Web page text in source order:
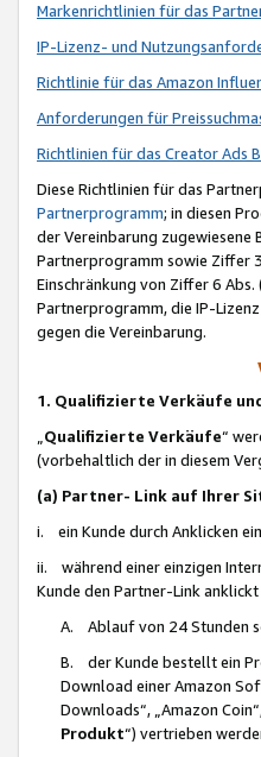
Markenrichtlinien für das
IP-Lizenz- und
Richtlinie für das Amazon
Anforderungen für
Richtlinien für das Creator Ads
Diese Richtlinien für das
Partnerprogramm; in diesen
der Vereinbarung zugewiesene
Partnerprogramm sowie Ziffer
Einschränkung von Ziffer 6
Partnerprogramm, die IP-
gegen die Vereinbarung.
1. Qualifizierte Verkäufe
Qualifizierte Verkäufe“
(vorbehaltlich der in diesem
(a) Partner- Link auf Ihrer
i. ein Kunde durch Anklicken
ii. während einer einzigen
Kunde den Partner-Link
A. Ablauf von 24 Stunden
B. der Kunde bestellt ein
Download einer Amazon
Downloads“, „Amazon
Produkt“) vertrieben